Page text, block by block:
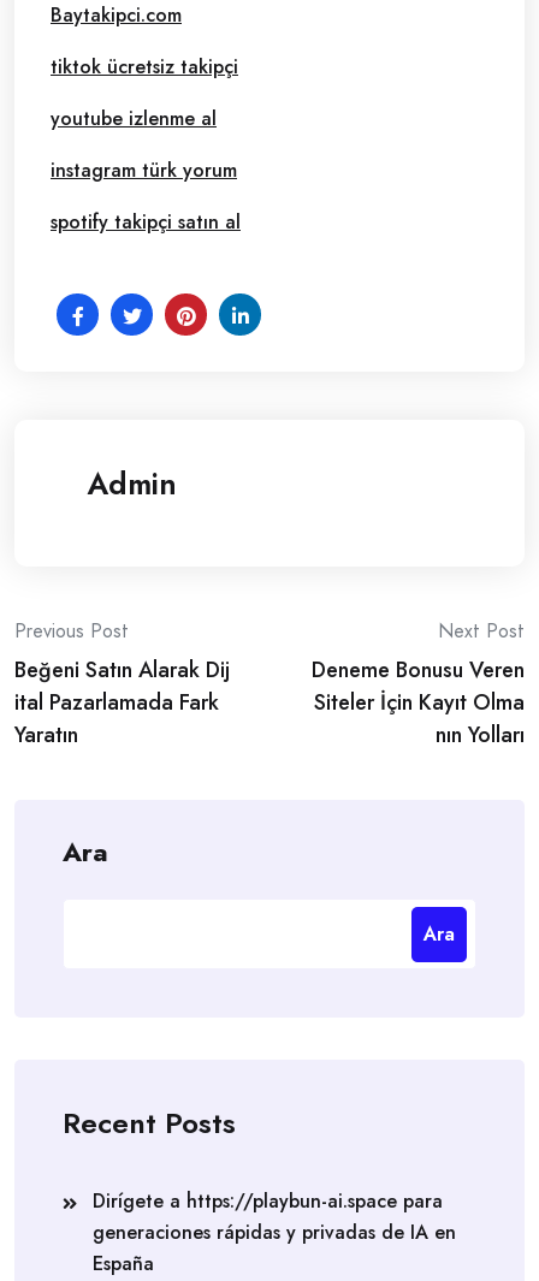
Baytakipci.com
tiktok ücretsiz takipçi
youtube izlenme al
instagram türk yorum
spotify takipçi satın al
Admin
Post
navigation
Previous Post
Beğeni Satın Alarak Dij
ital Pazarlamada Fark
Yaratın
Next Post
Deneme Bonusu Veren
Siteler İçin Kayıt Olma
nın Yolları
Ara
Ara
Recent Posts
Dirígete a https://playbun-ai.space para
generaciones rápidas y privadas de IA en
España